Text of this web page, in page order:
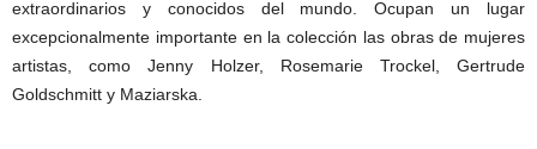
extraordinarios y conocidos del mundo. Ocupan un lugar
excepcionalmente importante en la colección las obras de mujeres
artistas, como Jenny Holzer, Rosemarie Trockel, Gertrude
Goldschmitt y Maziarska.